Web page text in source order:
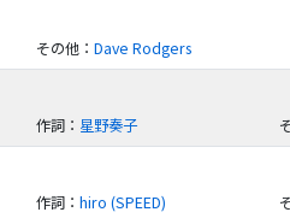
その他 ：Dave Rodgers
作詞 ： 星野奏子
作詞 ：hiro (SPEED)